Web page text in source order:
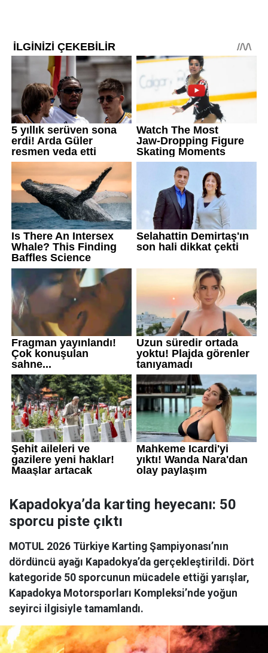
Kapadokya’da karting heyecanı: 50
sporcu piste çıktı
MOTUL 2026 Türkiye Karting Şampiyonası’nın
dördüncü ayağı Kapadokya’da gerçekleştirildi. Dört
kategoride 50 sporcunun mücadele ettiği yarışlar,
Kapadokya Motorsporları Kompleksi’nde yoğun
seyirci ilgisiyle tamamlandı.